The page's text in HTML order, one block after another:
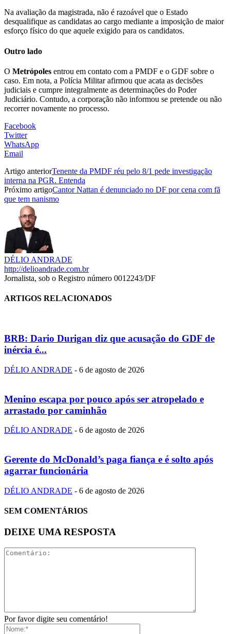
Na avaliação da magistrada, não é razoável que o Estado
desqualifique as candidatas ao cargo mediante a imposição de maior
esforço físico do que aquele exigido para os candidatos.
Outro lado
O Metrópoles entrou em contato com a PMDF e o GDF sobre o
caso. Em nota, a Polícia Militar afirmou que acata as decisões
judiciais e cumpre integralmente as determinações do Poder
Judiciário. Contudo, a corporação não informou se pretende ou não
recorrer novamente no processo.
Facebook
Twitter
WhatsApp
Email
Artigo anteriorTenente da PMDF réu pelo 8/1 pede investigação
interna na PGR. Entenda
Próximo artigoCantor Nattan é denunciado no DF por cena com fã
que tem nanismo
DÉLIO ANDRADE
http://delioandrade.com.br
Jornalista, sob o Registro número 0012243/DF
ARTIGOS RELACIONADOS
BRB: Dario Durigan diz que acusação do GDF de
inércia é...
DÉLIO ANDRADE - 6 de agosto de 2026
Menino escapa por pouco após ser atropelado e
arrastado por caminhão
DÉLIO ANDRADE - 6 de agosto de 2026
Gerente do McDonald’s paga fiança e é solto após
agarrar funcionária
DÉLIO ANDRADE - 6 de agosto de 2026
SEM COMENTÁRIOS
DEIXE UMA RESPOSTA
Por favor digite seu comentário!